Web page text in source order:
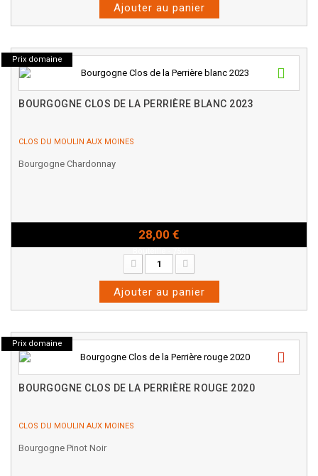
Ajouter au panier
Prix domaine
BOURGOGNE CLOS DE LA PERRIÈRE BLANC 2023
CLOS DU MOULIN AUX MOINES
Bourgogne Chardonnay
28,00 €
Ajouter au panier
Prix domaine
BOURGOGNE CLOS DE LA PERRIÈRE ROUGE 2020
CLOS DU MOULIN AUX MOINES
Bourgogne Pinot Noir